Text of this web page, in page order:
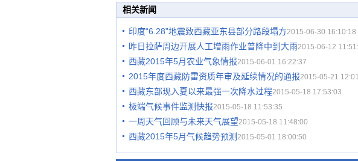
相关新闻
印度“6.28”地震致西藏亚东县部分路段塌方2015-06-30 16:10:18
昨日拉萨周边开展人工增雨作业普降中到大雨2015-06-12
西藏2015年5月农业气象情报2015-06-01 16:22:37
2015年度西藏防雷资质年审及延续情况的通报2015-05-21
西藏东部现入夏以来最强一次降水过程2015-05-18 17:53:03
极端气候事件监测快报2015-05-18 11:53:35
一周天气回顾与未来天气展望2015-05-18 11:48:00
西藏2015年5月气候趋势预测 2015-05-01 18:00:50